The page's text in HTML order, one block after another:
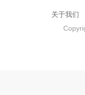
关于我们